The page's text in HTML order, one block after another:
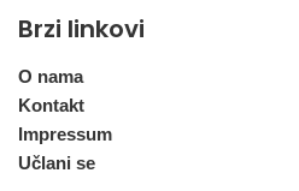
Brzi linkovi
O nama
Kontakt
Impressum
Učlani se